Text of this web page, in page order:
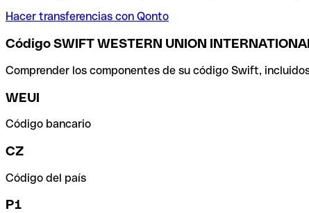
Hacer transferencias con Qonto
Código SWIFT WESTERN UNION
Comprender los componentes de su código Swift,
WEUI
Código bancario
CZ
Código del país
P1